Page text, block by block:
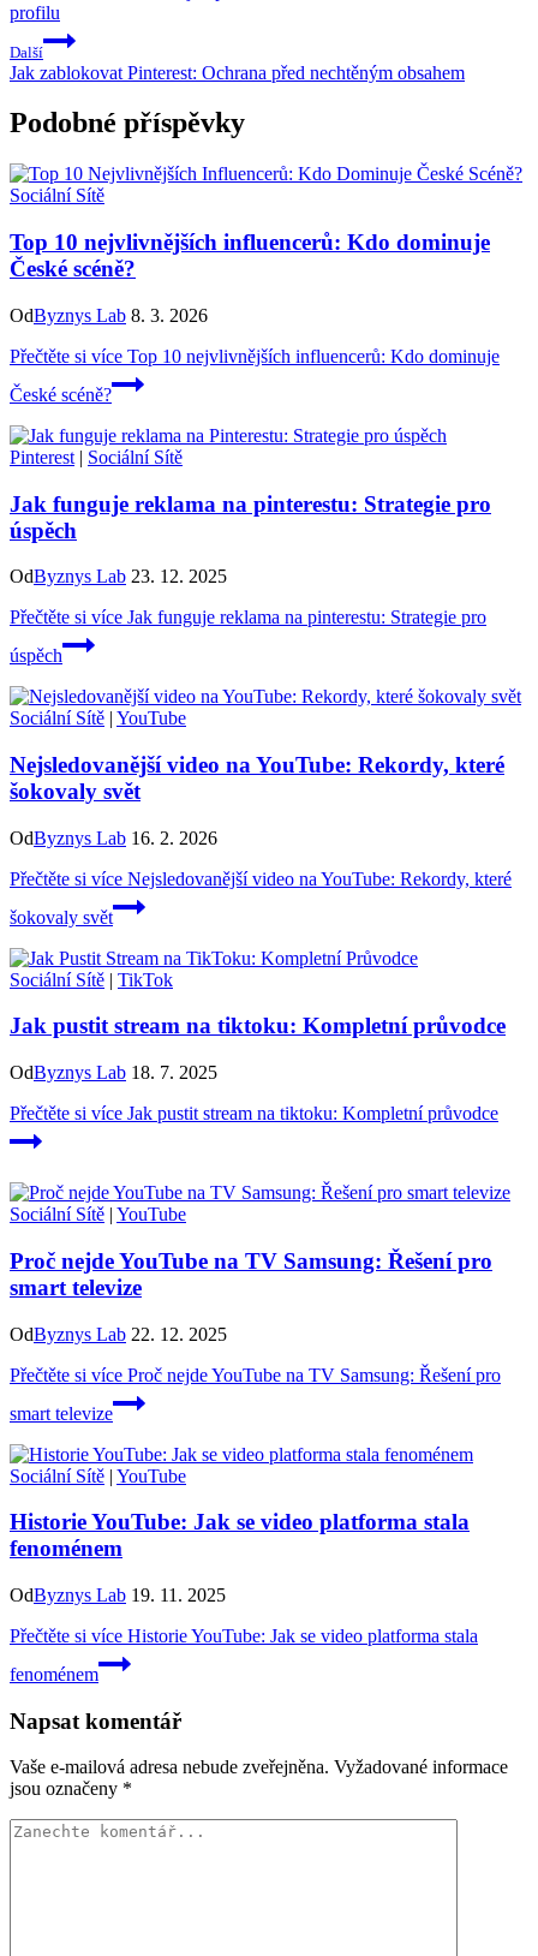
profilu
Další
Jak zablokovat Pinterest: Ochrana před nechtěným obsahem
Podobné příspěvky
Sociální Sítě
Top 10 nejvlivnějších influencerů: Kdo dominuje
České scéně?
OdByznys Lab 8. 3. 2026
Přečtěte si více Top 10 nejvlivnějších influencerů: Kdo dominuje
České scéně?
Pinterest | Sociální Sítě
Jak funguje reklama na pinterestu: Strategie pro
úspěch
OdByznys Lab 23. 12. 2025
Přečtěte si více Jak funguje reklama na pinterestu: Strategie pro
úspěch
Sociální Sítě | YouTube
Nejsledovanější video na YouTube: Rekordy, které
šokovaly svět
OdByznys Lab 16. 2. 2026
Přečtěte si více Nejsledovanější video na YouTube: Rekordy, které
šokovaly svět
Sociální Sítě | TikTok
Jak pustit stream na tiktoku: Kompletní průvodce
OdByznys Lab 18. 7. 2025
Přečtěte si více Jak pustit stream na tiktoku: Kompletní průvodce
Sociální Sítě | YouTube
Proč nejde YouTube na TV Samsung: Řešení pro
smart televize
OdByznys Lab 22. 12. 2025
Přečtěte si více Proč nejde YouTube na TV Samsung: Řešení pro
smart televize
Sociální Sítě | YouTube
Historie YouTube: Jak se video platforma stala
fenoménem
OdByznys Lab 19. 11. 2025
Přečtěte si více Historie YouTube: Jak se video platforma stala
fenoménem
Napsat komentář
Vaše e-mailová adresa nebude zveřejněna. Vyžadované informace
jsou označeny *